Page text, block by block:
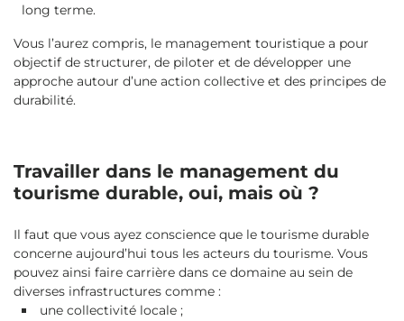
long terme.
Vous l’aurez compris, le management touristique a pour
objectif de structurer, de piloter et de développer une
approche autour d’une action collective et des principes de
durabilité.
Travailler dans le management du
tourisme durable, oui, mais où ?
Il faut que vous ayez conscience que le tourisme durable
concerne aujourd’hui tous les acteurs du tourisme. Vous
pouvez ainsi faire carrière dans ce domaine au sein de
diverses infrastructures comme :
une collectivité locale ;